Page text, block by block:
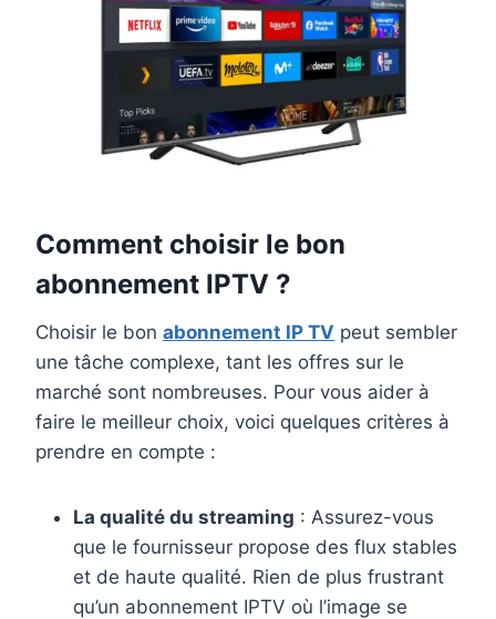
Comment choisir le bon
abonnement IPTV ?
Choisir le bon abonnement IP TV peut sembler
une tâche complexe, tant les offres sur le
marché sont nombreuses. Pour vous aider à
faire le meilleur choix, voici quelques critères à
prendre en compte :
La qualité du streaming : Assurez-vous
que le fournisseur propose des flux stables
et de haute qualité. Rien de plus frustrant
qu’un abonnement IPTV où l’image se